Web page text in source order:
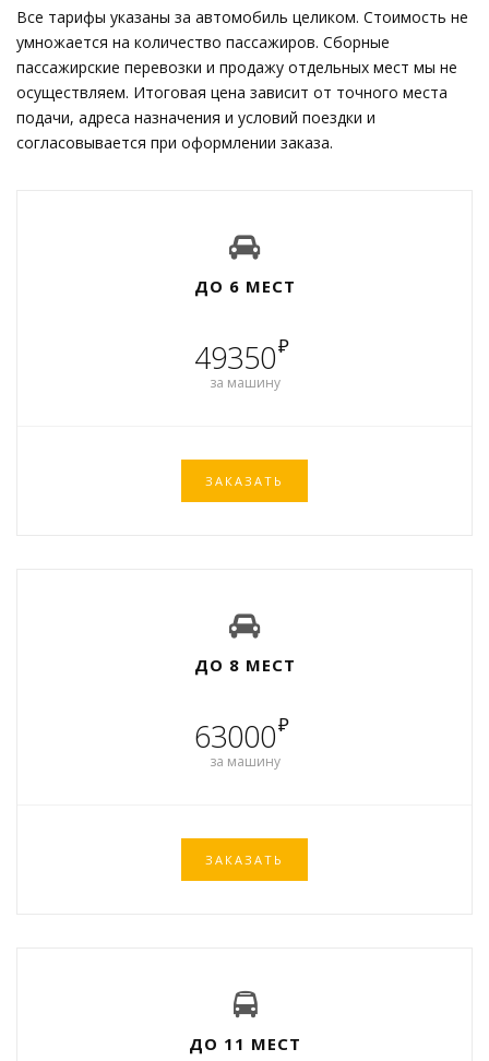
Все тарифы указаны за автомобиль целиком. Стоимость не
умножается на количество пассажиров. Сборные
пассажирские перевозки и продажу отдельных мест мы не
осуществляем. Итоговая цена зависит от точного места
подачи, адреса назначения и условий поездки и
согласовывается при оформлении заказа.
ДО 6 МЕСТ
49350₽
за машину
ЗАКАЗАТЬ
ДО 8 МЕСТ
63000₽
за машину
ЗАКАЗАТЬ
ДО 11 МЕСТ